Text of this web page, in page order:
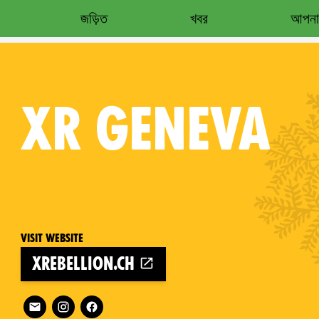
জড়িত খবর
XR GENEVA
Visit website
xrebellion.ch
Follow XR Geneva on